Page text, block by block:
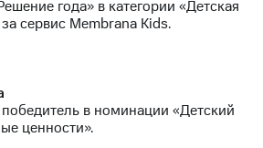
года» в категории «Детская
сервис Membrana Kids.
в номинации «Детский
ценности».